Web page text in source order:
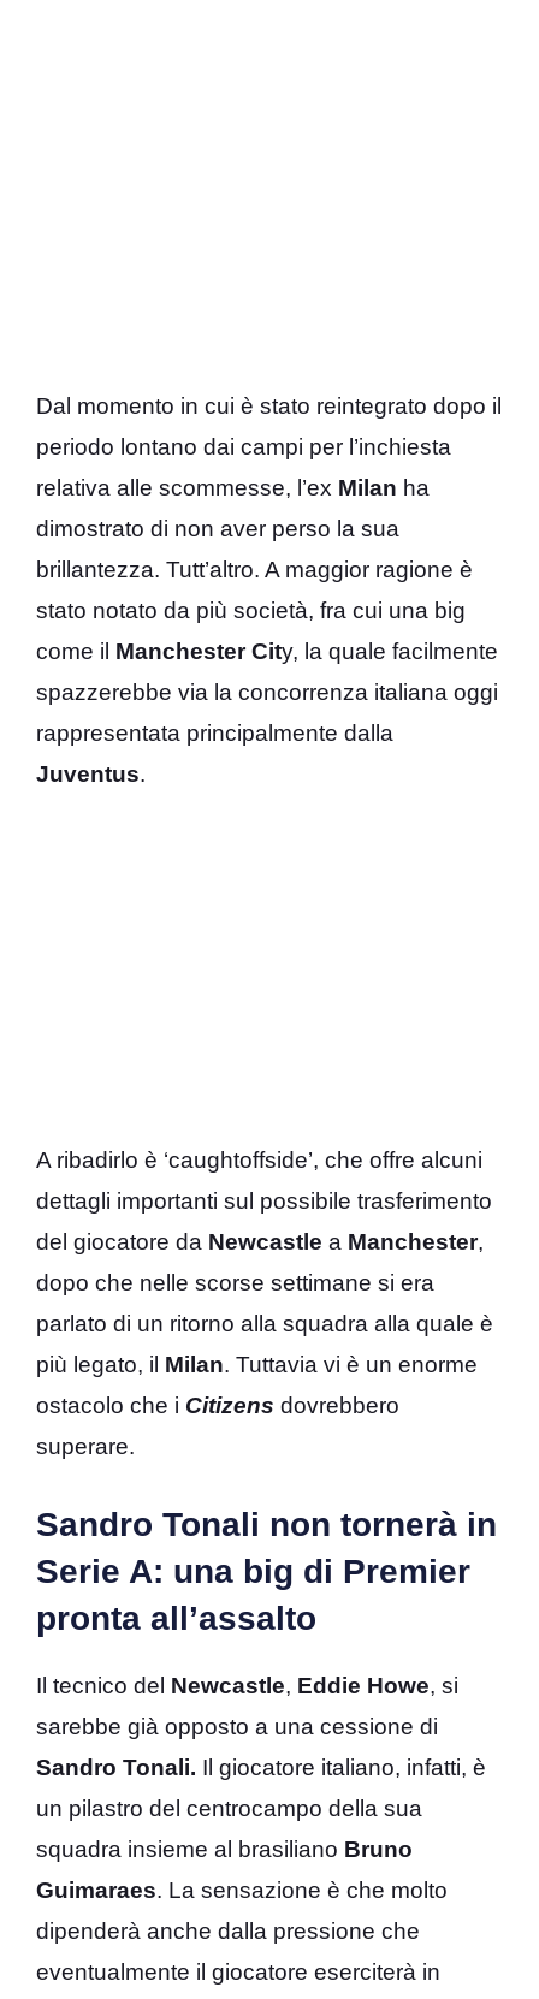
Dal momento in cui è stato reintegrato dopo il
periodo lontano dai campi per l’inchiesta
relativa alle scommesse, l’ex Milan ha
dimostrato di non aver perso la sua
brillantezza. Tutt’altro. A maggior ragione è
stato notato da più società, fra cui una big
come il Manchester City, la quale facilmente
spazzerebbe via la concorrenza italiana oggi
rappresentata principalmente dalla
Juventus.
A ribadirlo è ‘caughtoffside’, che offre alcuni
dettagli importanti sul possibile trasferimento
del giocatore da Newcastle a Manchester,
dopo che nelle scorse settimane si era
parlato di un ritorno alla squadra alla quale è
più legato, il Milan. Tuttavia vi è un enorme
ostacolo che i Citizens dovrebbero
superare.
Sandro Tonali non tornerà in
Serie A: una big di Premier
pronta all’assalto
Il tecnico del Newcastle, Eddie Howe, si
sarebbe già opposto a una cessione di
Sandro Tonali. Il giocatore italiano, infatti, è
un pilastro del centrocampo della sua
squadra insieme al brasiliano Bruno
Guimaraes. La sensazione è che molto
dipenderà anche dalla pressione che
eventualmente il giocatore eserciterà in